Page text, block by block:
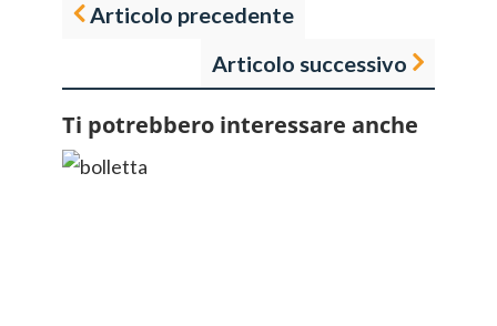
Articolo precedente
Articolo successivo
Ti potrebbero interessare anche